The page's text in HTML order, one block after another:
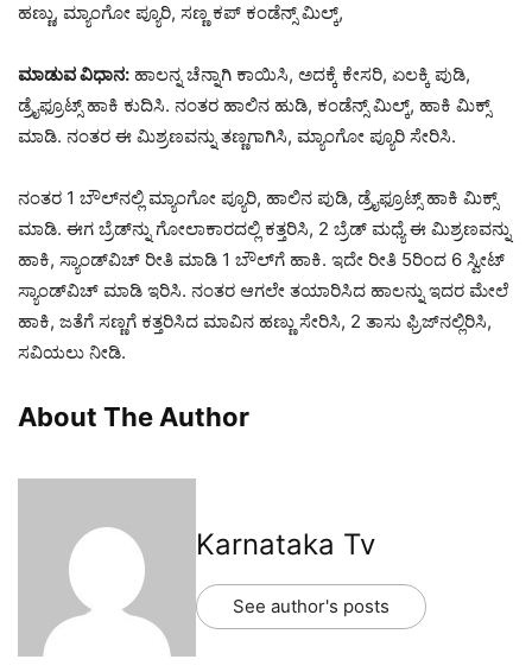
ಹಣ್ಣು, ಮ್ಯಾಂಗೋ ಪ್ಯೂರಿ, ಸಣ್ಣ ಕಪ್‌ ಕಂಡೆನ್ಸ್ ಮಿಲ್ಕ್,
ಮಾಡುವ ವಿಧಾನ: ಹಾಲನ್ನ ಚೆನ್ನಾಗಿ ಕಾಯಿಸಿ, ಅದಕ್ಕೆ ಕೇಸರಿ, ಏಲಕ್ಕಿ ಪುಡಿ,
ಡ್ರೈಫ್ರೂಟ್ಸ್ ಹಾಕಿ ಕುದಿಸಿ. ನಂತರ ಹಾಲಿನ ಹುಡಿ, ಕಂಡೆನ್ಸ್ ಮಿಲ್ಕ್, ಹಾಕಿ ಮಿಕ್ಸ್
ಮಾಡಿ. ನಂತರ ಈ ಮಿಶ್ರಣವನ್ನು ತಣ್ಣಗಾಗಿಸಿ, ಮ್ಯಾಂಗೋ ಪ್ಯೂರಿ ಸೇರಿಸಿ.
ನಂತರ 1 ಬೌಲ್‌ನಲ್ಲಿ ಮ್ಯಾಂಗೋ ಪ್ಯೂರಿ, ಹಾಲಿನ ಪುಡಿ, ಡ್ರೈಫ್ರೂಟ್ಸ್ ಹಾಕಿ ಮಿಕ್ಸ್
ಮಾಡಿ. ಈಗ ಬ್ರೆಡ್‌ನ್ನು ಗೋಲಾಕಾರದಲ್ಲಿ ಕತ್ತರಿಸಿ, 2 ಬ್ರೆಡ್ ಮಧ್ಯೆ ಈ ಮಿಶ್ರಣವನ್ನು
ಹಾಕಿ, ಸ್ಯಾಂಡ್‌ವಿಚ್ ರೀತಿ ಮಾಡಿ 1 ಬೌಲ್‌ಗೆ ಹಾಕಿ. ಇದೇ ರೀತಿ 5ರಿಂದ 6 ಸ್ವೀಟ್
ಸ್ಯಾಂಡ್‌ವಿಚ್ ಮಾಡಿ ಇರಿಸಿ. ನಂತರ ಆಗಲೇ ತಯಾರಿಸಿದ ಹಾಲನ್ನು ಇದರ ಮೇಲೆ
ಹಾಕಿ, ಜತೆಗೆ ಸಣ್ಣಗೆ ಕತ್ತರಿಸಿದ ಮಾವಿನ ಹಣ್ಣು ಸೇರಿಸಿ, 2 ತಾಸು ಫ್ರಿಜ್‌ನಲ್ಲಿರಿಸಿ,
ಸವಿಯಲು ನೀಡಿ.
About The Author
Karnataka Tv
See author's posts